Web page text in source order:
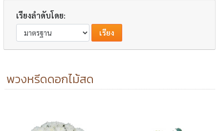
เรียงลำดับโดย:
พวงหรีดดอกไม้สด